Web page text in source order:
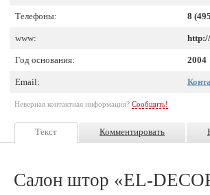
Телефоны: 8
www:
Год основания: 2004
Email:
Неверная контактная информация? Сообщить!
Текст Комментировать
Салон штор «EL-